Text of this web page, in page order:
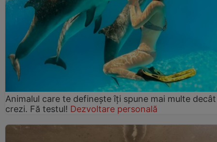
Animalul care te definește îți spune mai multe decât
crezi. Fă testul! Dezvoltare personală